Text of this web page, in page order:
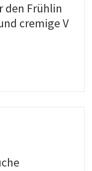
den Frühlin
cremige V